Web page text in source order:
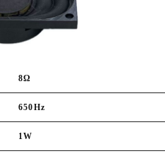
8Ω
650Hz
1W